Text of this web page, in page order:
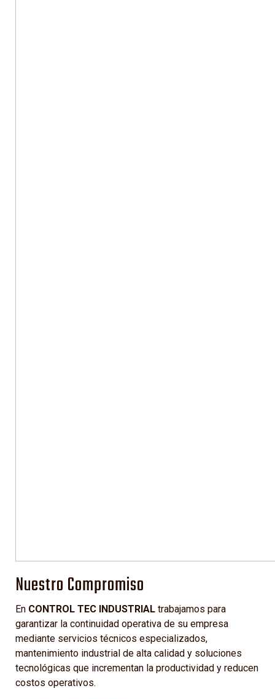
Nuestro Compromiso
En CONTROL TEC INDUSTRIAL trabajamos para
garantizar la continuidad operativa de su empresa
mediante servicios técnicos especializados,
mantenimiento industrial de alta calidad y soluciones
tecnológicas que incrementan la productividad y reducen
costos operativos.